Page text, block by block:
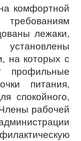
комфортной
лежаки,
на которых с
профильные
питания,
спокойного,
рабочей